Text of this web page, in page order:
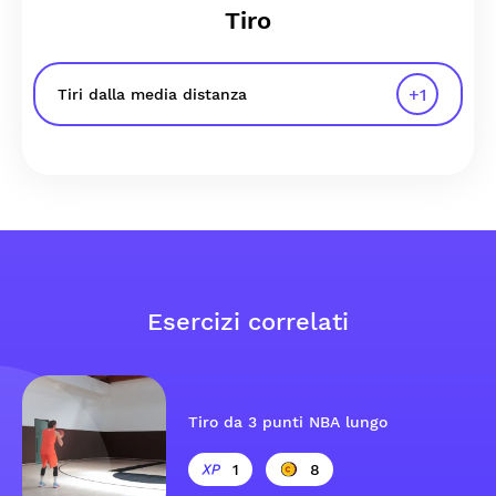
Tiro
Tiri dalla media distanza +1
Esercizi correlati
Tiro da 3 punti NBA lungo
1 8